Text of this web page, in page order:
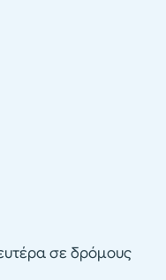
σε δρόμους